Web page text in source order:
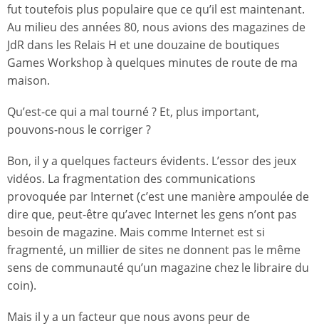
fut toutefois plus populaire que ce qu’il est maintenant.
Au milieu des années 80, nous avions des magazines de
JdR dans les Relais H et une douzaine de boutiques
Games Workshop à quelques minutes de route de ma
maison.
Qu’est-ce qui a mal tourné ? Et, plus important,
pouvons-nous le corriger ?
Bon, il y a quelques facteurs évidents. L’essor des jeux
vidéos. La fragmentation des communications
provoquée par Internet (c’est une manière ampoulée de
dire que, peut-être qu’avec Internet les gens n’ont pas
besoin de magazine. Mais comme Internet est si
fragmenté, un millier de sites ne donnent pas le même
sens de communauté qu’un magazine chez le libraire du
coin).
Mais il y a un facteur que nous avons peur de